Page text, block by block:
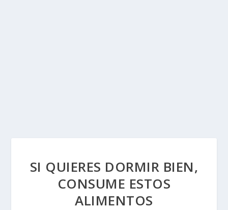
SI QUIERES DORMIR BIEN,
CONSUME ESTOS
ALIMENTOS